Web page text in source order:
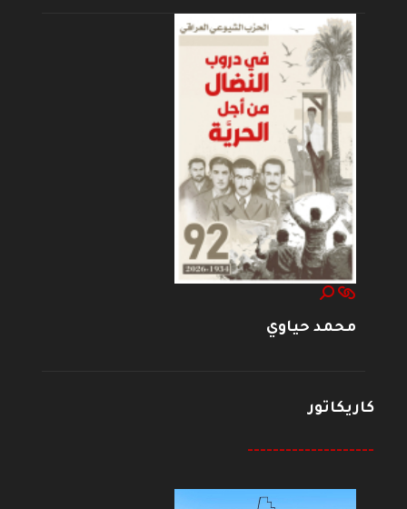
محمد حياوي
كاريكاتور
--------------------